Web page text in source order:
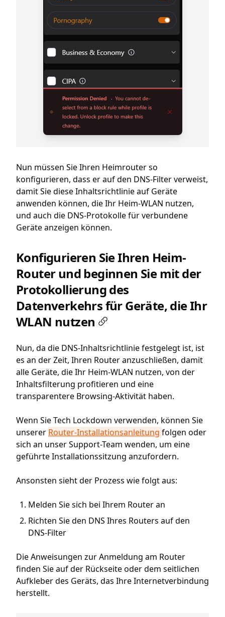
Nun müssen Sie Ihren Heimrouter so
konfigurieren, dass er auf den DNS-Filter verweist,
damit Sie diese Inhaltsrichtlinie auf Geräte
anwenden können, die Ihr Heim-WLAN nutzen,
und auch die DNS-Protokolle für verbundene
Geräte anzeigen können.
Konfigurieren Sie Ihren Heim-
Router und beginnen Sie mit der
Protokollierung des
Datenverkehrs für Geräte, die Ihr
WLAN nutzen
Nun, da die DNS-Inhaltsrichtlinie festgelegt ist, ist
es an der Zeit, Ihren Router anzuschließen, damit
alle Geräte, die Ihr Heim-WLAN nutzen, von der
Inhaltsfilterung profitieren und eine
transparentere Browsing-Aktivität haben.
Wenn Sie Tech Lockdown verwenden, können Sie
unserer Router-Installationsanleitung folgen oder
sich an unser Support-Team wenden, um eine
geführte Installationssitzung anzufordern.
Ansonsten sieht der Prozess wie folgt aus:
Melden Sie sich bei Ihrem Router an
Richten Sie den DNS Ihres Routers auf den
DNS-Filter
Die Anweisungen zur Anmeldung am Router
finden Sie auf der Rückseite oder dem seitlichen
Aufkleber des Geräts, das Ihre Internetverbindung
herstellt.